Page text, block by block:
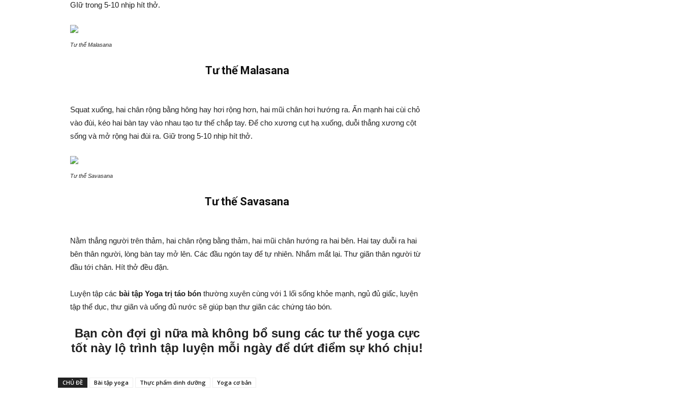
GIữ trong 5-10 nhịp hít thở.
Tư thế Malasana
Tư thế Malasana
Squat xuống, hai chân rộng bằng hông hay hơi rộng hơn, hai mũi chân hơi hướng ra. Ấn mạnh hai cùi chỏ
vào đùi, kéo hai bàn tay vào nhau tạo tư thế chắp tay. Để cho xương cụt hạ xuống, duỗi thẳng xương cột
sống và mở rộng hai đùi ra. Giữ trong 5-10 nhịp hít thở.
Tư thế Savasana
Tư thế Savasana
Nằm thẳng người trên thảm, hai chân rộng bằng thảm, hai mũi chân hướng ra hai bên. Hai tay duỗi ra hai
bên thân người, lòng bàn tay mở lên. Các đầu ngón tay để tự nhiên. Nhắm mắt lại. Thư giãn thân người từ
đầu tới chân. Hít thở đều đặn.
Luyện tập các bài tập Yoga trị táo bón thường xuyên cùng với 1 lối sống khỏe mạnh, ngủ đủ giấc, luyện
tập thể dục, thư giãn và uống đủ nước sẽ giúp bạn thư giãn các chứng táo bón.
Bạn còn đợi gì nữa mà không bổ sung các tư thế yoga cực
tốt này lộ trình tập luyện mỗi ngày để dứt điểm sự khó chịu!
CHỦ ĐỀ Bài tập yoga Thực phẩm dinh dưỡng Yoga cơ bản